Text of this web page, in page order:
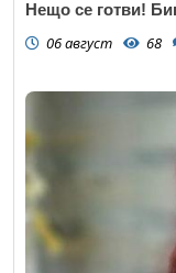
Нещо се готви!
06 август 68